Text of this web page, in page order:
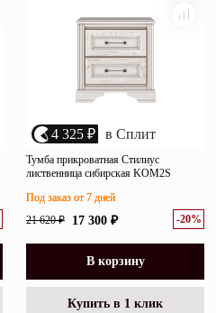
4 325 ₽ в Сплит
Тумба прикроватная Стилиус
лиственница сибирская KOM2S
21 620 ₽ 17 300 ₽ -20%
Под заказ от 7 дней
В корзину
Купить в 1 клик